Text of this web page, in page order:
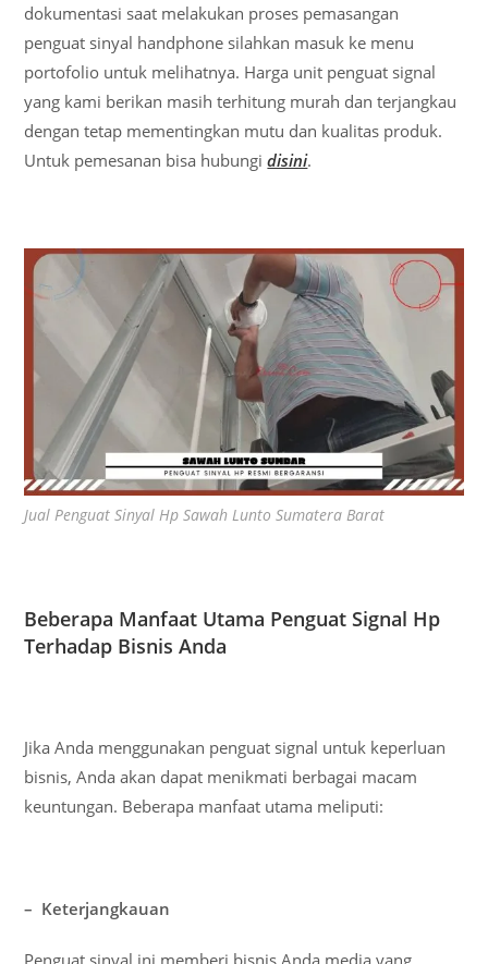
dokumentasi saat melakukan proses pemasangan
penguat sinyal handphone silahkan masuk ke menu
portofolio untuk melihatnya. Harga unit penguat signal
yang kami berikan masih terhitung murah dan terjangkau
dengan tetap mementingkan mutu dan kualitas produk.
Untuk pemesanan bisa hubungidisini.
Jual Penguat Sinyal Hp Sawah Lunto Sumatera Barat
Beberapa Manfaat Utama Penguat Signal Hp
Terhadap Bisnis Anda
Jika Anda menggunakan penguat signal untuk keperluan
bisnis, Anda akan dapat menikmati berbagai macam
keuntungan. Beberapa manfaat utama meliputi:
– Keterjangkauan
Penguat sinyal ini memberi bisnis Anda media yang